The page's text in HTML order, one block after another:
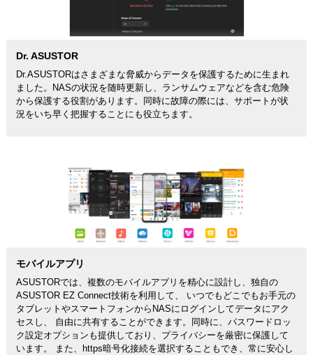
Dr. ASUSTOR
Dr.ASUSTORはさまざまな脅威からデータを保護するために生まれ
ました。NASの状況を随時更新し、ランサムウェアなどを含む危険
から保護する役割があります。同時に故障の際には、サポートが状
況をいち早く把握することにも役立ちます。
モバイルアプリ
ASUSTORでは、複数のモバイルアプリを精心に設計し、独自の
ASUSTOR EZ Connect技術を利用して、 いつでもどこでもお手元の
タブレットやスマートフォンからNASにログインしてデータにアク
セスし、 自由に共有することができます。同時に、パスワードロッ
ク設定オプションも提供しており、プライバシーを厳密に保護して
います。 また、https暗号化接続を選択することもでき、常に安心し